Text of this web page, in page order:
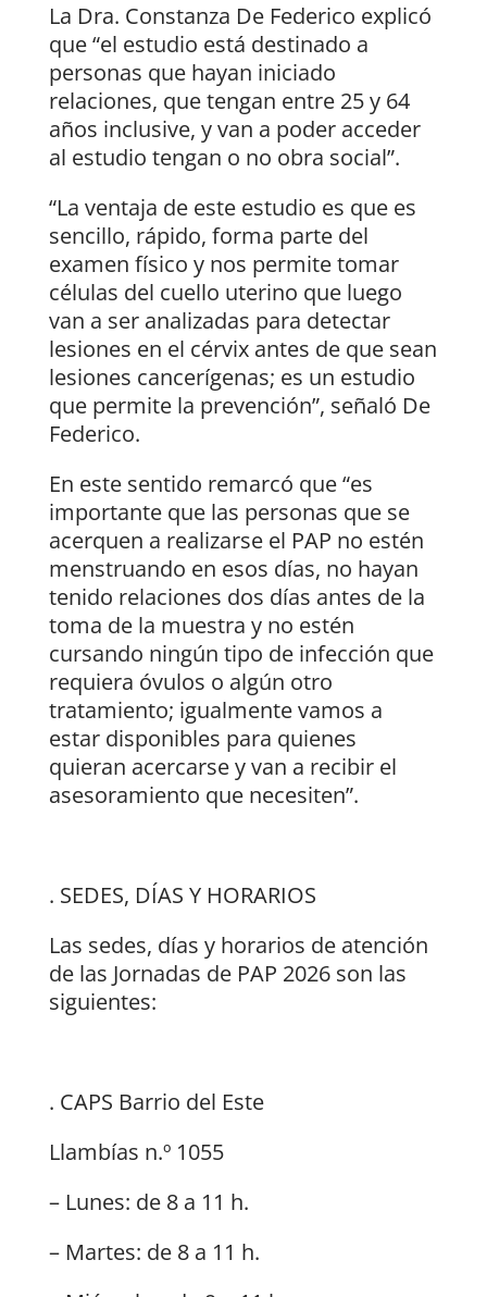
La Dra. Constanza De Federico explicó
que “el estudio está destinado a
personas que hayan iniciado
relaciones, que tengan entre 25 y 64
años inclusive, y van a poder acceder
al estudio tengan o no obra social”.
“La ventaja de este estudio es que es
sencillo, rápido, forma parte del
examen físico y nos permite tomar
células del cuello uterino que luego
van a ser analizadas para detectar
lesiones en el cérvix antes de que sean
lesiones cancerígenas; es un estudio
que permite la prevención”, señaló De
Federico.
En este sentido remarcó que “es
importante que las personas que se
acerquen a realizarse el PAP no estén
menstruando en esos días, no hayan
tenido relaciones dos días antes de la
toma de la muestra y no estén
cursando ningún tipo de infección que
requiera óvulos o algún otro
tratamiento; igualmente vamos a
estar disponibles para quienes
quieran acercarse y van a recibir el
asesoramiento que necesiten”.
. SEDES, DÍAS Y HORARIOS
Las sedes, días y horarios de atención
de las Jornadas de PAP 2026 son las
siguientes:
. CAPS Barrio del Este
Llambías n.º 1055
– Lunes: de 8 a 11 h.
– Martes: de 8 a 11 h.